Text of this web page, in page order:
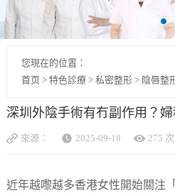
您現在的位置：
首页 > 特色診療> 私密整形> 陰唇整
深圳外陰手術有冇副作用？
來源： 2025-09-18 275
近年越嚟越多香港女性開始關注